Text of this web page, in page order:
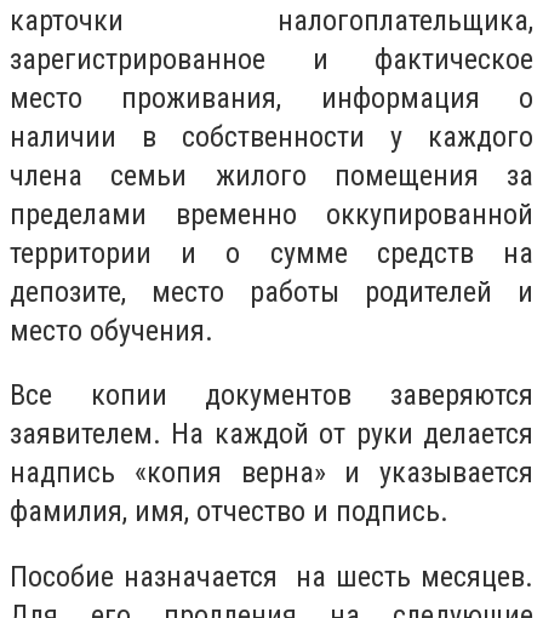
карточки налогоплательщика,
зарегистрированное и фактическое
место проживания, информация о
наличии в собственности у каждого
члена семьи жилого помещения за
пределами временно оккупированной
территории и о сумме средств на
депозите, место работы родителей и
место обучения.
Все копии документов заверяются
заявителем. На каждой от руки делается
надпись «копия верна» и указывается
фамилия, имя, отчество и подпись.
Пособие назначается на шесть месяцев.